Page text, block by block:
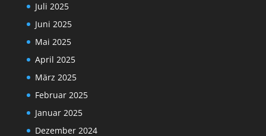
Juli 2025
Juni 2025
Mai 2025
April 2025
März 2025
Februar 2025
Januar 2025
Dezember 2024